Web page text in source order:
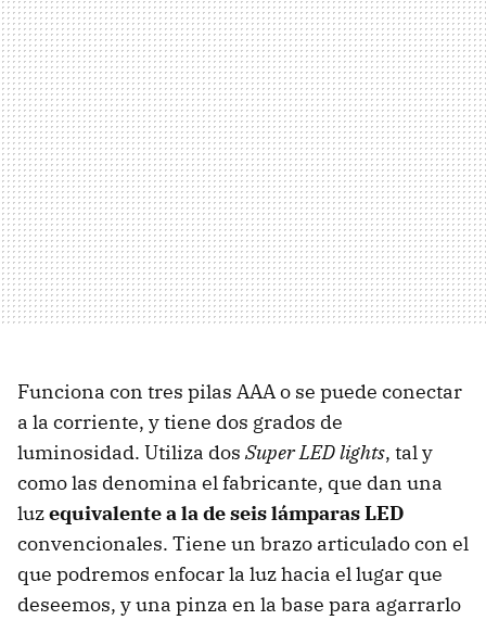
Funciona con tres pilas AAA o se puede conectar
a la corriente, y tiene dos grados de
luminosidad. Utiliza dos Super LED lights, tal y
como las denomina el fabricante, que dan una
luzequivalente a la de seis lámparas LED
convencionales. Tiene un brazo articulado con el
que podremos enfocar la luz hacia el lugar que
deseemos, y una pinza en la base para agarrarlo